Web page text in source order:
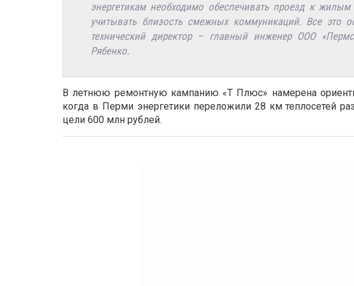
энергетикам необходимо обеспечивать проезд к
учитывать близость смежных коммуникаций. Все это
технический директор – главный инженер ООО
Рябенко.
В летнюю ремонтную кампанию «Т Плюс» намерена
когда в Перми энергетики переложили 28 км теплосетей
цели 600 млн рублей.